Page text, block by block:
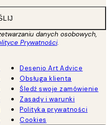
danych osobowych,
Prywatności.
Desenio Art Advice
Obsługa klienta
Śledź swoje zamówienie
Zasady i warunki
Polityka prywatności
Cookies